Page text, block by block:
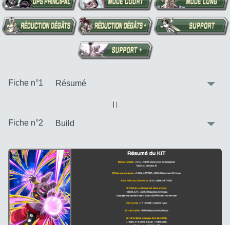
Fiche n°1
Vue alternative
Fiche n°2